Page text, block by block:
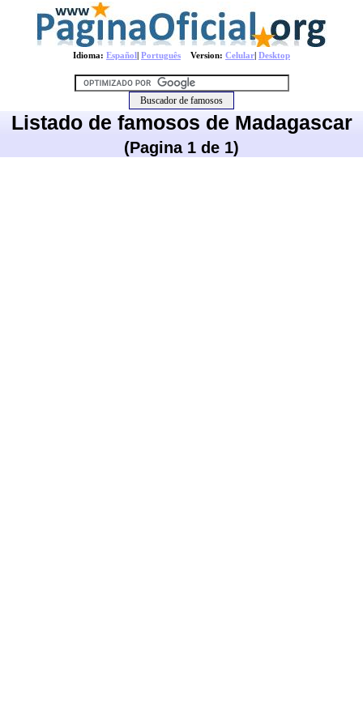
Idioma: Español| Português Version: Celular| Desktop
Listado de famosos de Madagascar
(Pagina 1 de 1)